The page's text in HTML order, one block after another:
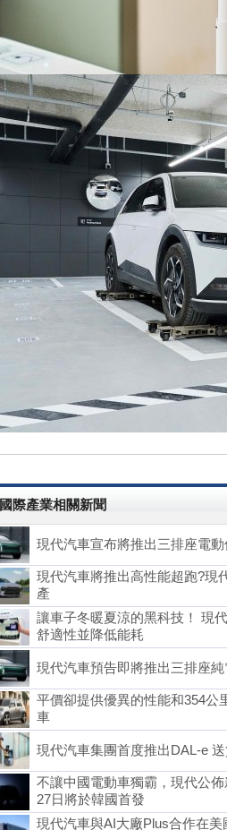
國際產業相關新聞
現代汽車宣布將推出三排座電
現代汽車將推出高性能超跑?現
產
讓車子冬暖夏涼的黑科技！ 現
舒適性並降低能耗
現代汽車預告即將推出三排座
平價卻提供優異的性能和354公
車
現代汽車集團首度推出DAL-e
不讓中國電動車獨霸，現代公
27日將於韓國首發
現代汽車與AI大廠Plus合作在